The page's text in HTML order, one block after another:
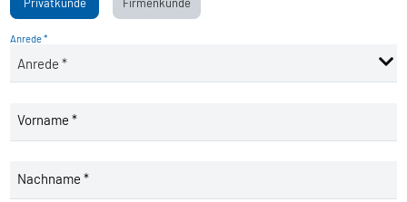
Privatkunde Firmenkunde
Anrede *
Vorname *
Nachname *